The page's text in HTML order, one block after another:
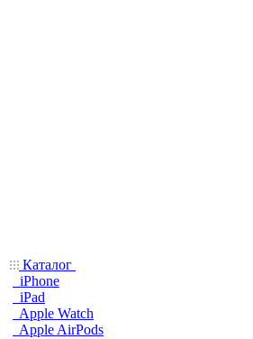
Каталог
iPhone
iPad
Apple Watch
Apple AirPods